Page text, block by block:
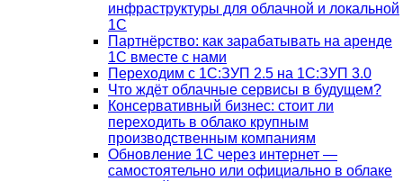
инфраструктуры для облачной и локальной
1С
Партнёрство: как зарабатывать на аренде
1С вместе с нами
Переходим с 1С:ЗУП 2.5 на 1С:ЗУП 3.0
Что ждёт облачные сервисы в будущем?
Консервативный бизнес: стоит ли
переходить в облако крупным
производственным компаниям
Обновление 1С через интернет —
самостоятельно или официально в облаке